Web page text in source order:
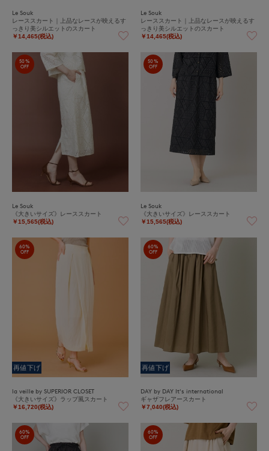
Le Souk
レーススカート｜上品なレースが映えるす
っきり美シルエットのスカート
￥14,465(税込)
Le Souk
レーススカート｜上品なレースが映えるす
っきり美シルエットのスカート
￥14,465(税込)
50%
OFF
Le Souk
《大きいサイズ》レーススカート
￥15,565(税込)
50%
OFF
Le Souk
《大きいサイズ》レーススカート
￥15,565(税込)
60%
OFF
再値下げ
la veille by SUPERIOR CLOSET
《大きいサイズ》ラップ風スカート
￥16,720(税込)
60%
OFF
再値下げ
DAY by DAY It's international
ギャザフレアースカート
￥7,040(税込)
60%
OFF
60%
OFF